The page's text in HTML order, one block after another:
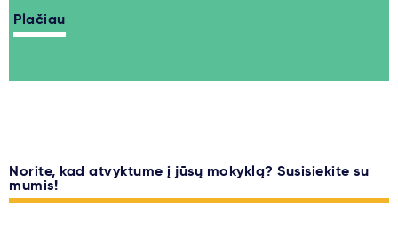
Plačiau
Norite, kad atvyktume į jūsų mokyklą? Susisiekite su
mumis!